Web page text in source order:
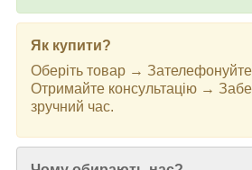
Як купити?
Оберіть товар →
Отримайте консультацію →
зручний час.